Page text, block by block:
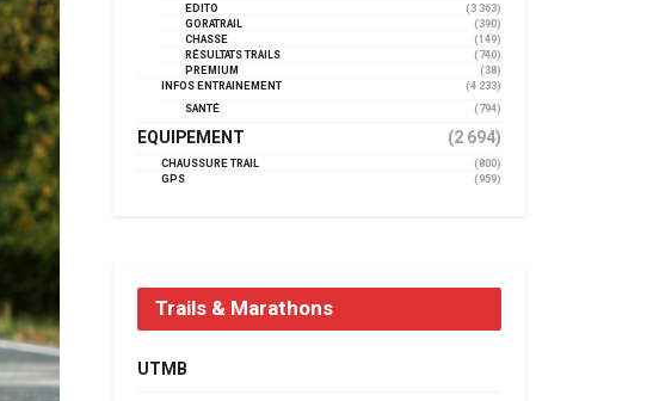
EDITO
(3 363)
GORATRAIL
(390)
CHASSE
(149)
RÉSULTATS TRAILS
(740)
PREMIUM
(38)
INFOS ENTRAINEMENT
(4 233)
SANTÉ
(794)
EQUIPEMENT (2 694)
CHAUSSURE TRAIL
(800)
GPS
(959)
Trails & Marathons
UTMB